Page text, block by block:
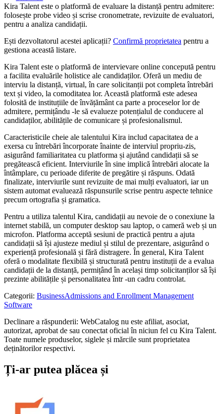
Kira Talent este o platformă de evaluare la distanță pentru admitere:
folosește probe video și scrise cronometrate, revizuite de evaluatori,
pentru a analiza candidații.
Ești dezvoltatorul acestei aplicații? Confirmă proprietatea pentru a
gestiona această listare.
Kira Talent este o platformă de intervievare online concepută pentru
a facilita evaluările holistice ale candidaților. Oferă un mediu de
interviu la distanță, virtual, în care solicitanții pot completa întrebări
text și video, la comoditatea lor. Această platformă este adesea
folosită de instituțiile de învățământ ca parte a proceselor lor de
admitere, permițându -le să evalueze potențialul de conducere al
candidaților, abilitățile de comunicare și profesionalismul.
Caracteristicile cheie ale talentului Kira includ capacitatea de a
exersa cu întrebări încorporate înainte de interviul propriu-zis,
asigurând familiaritatea cu platforma și ajutând candidații să se
pregătească eficient. Interviurile în sine implică întrebări alocate la
întâmplare, cu perioade diferite de pregătire și răspuns. Odată
finalizate, interviurile sunt revizuite de mai mulți evaluatori, iar un
sistem automat evaluează răspunsurile scrise pentru aspecte tehnice
precum ortografia și gramatica.
Pentru a utiliza talentul Kira, candidații au nevoie de o conexiune la
internet stabilă, un computer desktop sau laptop, o cameră web și un
microfon. Platforma acceptă sesiuni de practică pentru a ajuta
candidații să își ajusteze mediul și stilul de prezentare, asigurând o
experiență profesională și fără distragere. În general, Kira Talent
oferă o modalitate flexibilă și structurată pentru instituții de a evalua
candidații de la distanță, permițând în același timp solicitanților să își
prezinte abilitățile și personalitatea într -un cadru controlat.
Categorii: BusinessAdmissions and Enrollment Management
Software
Declinare a răspunderii: WebCatalog nu este afiliat, asociat,
autorizat, aprobat de sau conectat oficial în niciun fel cu Kira Talent.
Toate numele produselor, siglele și mărcile sunt proprietatea
deținătorilor respectivi.
Ți-ar putea plăcea și